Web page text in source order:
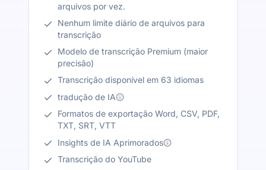
arquivos por vez.
Nenhum limite diário de arquivos para
transcrição
Modelo de transcrição Premium (maior
precisão)
Transcrição disponível em 63 idiomas
tradução de IA
Formatos de exportação Word, CSV, PDF,
TXT, SRT, VTT
Insights de IA Aprimorados
Transcrição do YouTube